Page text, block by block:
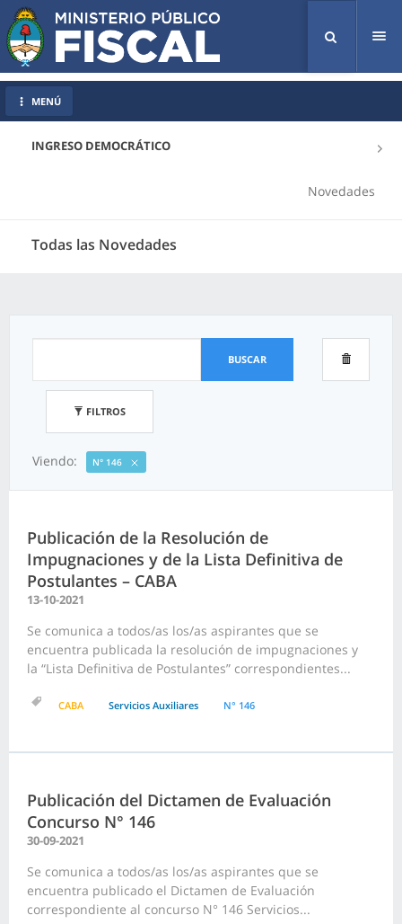
INGRESO DEMOCRÁTICO
Novedades
Todas las Novedades
MENÚ
BUSCAR
FILTROS
Viendo: N° 146
Publicación de la Resolución de
Impugnaciones y de la Lista Definitiva de
Postulantes – CABA
13-10-2021
Se comunica a todos/as los/as aspirantes que se
encuentra publicada la resolución de impugnaciones y
la “Lista Definitiva de Postulantes” correspondientes...
CABA Servicios Auxiliares N° 146
Publicación del Dictamen de Evaluación
Concurso N° 146
30-09-2021
Se comunica a todos/as los/as aspirantes que se
encuentra publicado el Dictamen de Evaluación
correspondiente al concurso N° 146 Servicios...